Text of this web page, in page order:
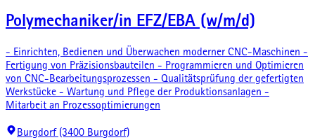
Polymechaniker/in EFZ/EBA (w/m/d)
- Einrichten, Bedienen und Überwachen moderner CNC-Maschinen -
Fertigung von Präzisionsbauteilen - Programmieren und Optimieren
von CNC-Bearbeitungsprozessen - Qualitätsprüfung der gefertigten
Werkstücke - Wartung und Pflege der Produktionsanlagen -
Mitarbeit an Prozessoptimierungen
Burgdorf (3400 Burgdorf)